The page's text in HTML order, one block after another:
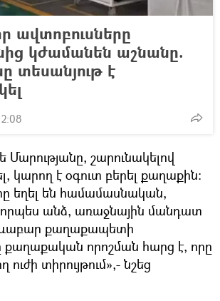
ավտոբուսները
կժամանեն աշնանը.
տեսանյութ է
Մարությանը, շարունակելով
կարող է օգուտ բերել քաղաքին։
եղել են համամասնական,
անձ, առաջնային մանդատ
քաղաքապետի
քաղաքական որոշման հարց է, որը
ուժի տիրույթում»,- նշեց